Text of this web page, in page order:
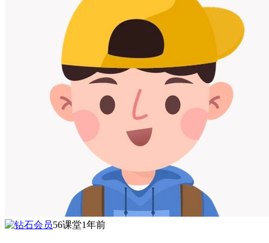
56课堂1年前